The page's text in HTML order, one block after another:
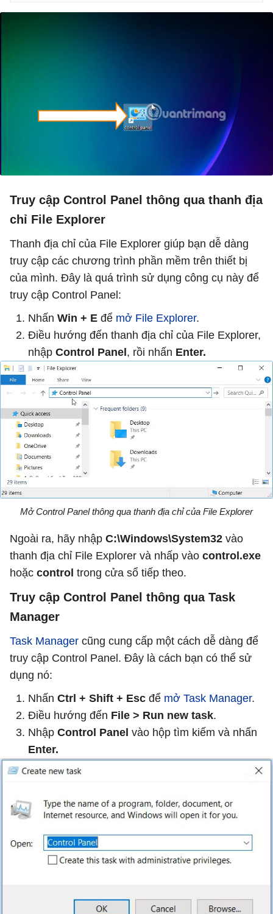
Truy cập Control Panel thông qua thanh địa
chỉ File Explorer
Thanh địa chỉ của File Explorer giúp bạn dễ dàng
truy cập các chương trình phần mềm trên thiết bị
của mình. Đây là quá trình sử dụng công cụ này để
truy cập Control Panel:
Nhấn Win + E để mở File Explorer.
Điều hướng đến thanh địa chỉ của File Explorer,
nhập Control Panel , rồi nhấn Enter.
Mở Control Panel thông qua thanh địa chỉ của File Explorer
Ngoài ra, hãy nhập C:\Windows\System32 vào
thanh địa chỉ File Explorer và nhấp vào control.exe
hoặc control trong cửa sổ tiếp theo.
Truy cập Control Panel thông qua Task
Manager
Task Manager cũng cung cấp một cách dễ dàng để
truy cập Control Panel. Đây là cách bạn có thể sử
dụng nó:
Nhấn Ctrl + Shift + Esc để mở Task Manager.
Điều hướng đến File > Run new task.
Nhập Control Panel vào hộp tìm kiếm và nhấn
Enter.